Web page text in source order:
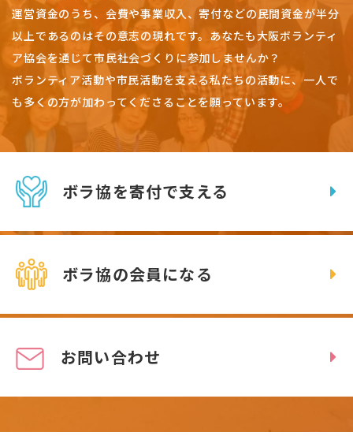
運営資金のうち、会費や事業収入、寄付などの民間資金が半分
以上であるのはその意志の現れです。 あなたも大阪ボランティ
ア協会を通じて市民社会づくりに参加しませんか？
ボランティア活動や市民活動を支える私たちの活動に、一人で
も多くの方が加わってくださることを願っています。
ボラ協を寄付で支える
ボラ協の会員になる
お問い合わせ